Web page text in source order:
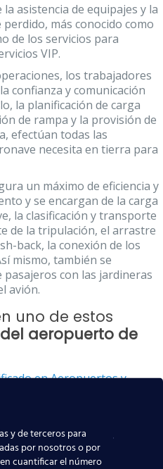
asistencia de equipajes y la
más conocido como
de los servicios para
VIP.
los trabajadores
confianza y comunicación
la planificación de carga
de rampa y la provisión de
efectúan todas las
necesita en tierra para
un máximo de eficiencia y
y se encargan de la carga
la clasificación y transporte
de la tripulación, el arrastre
back, la conexión de los
mismo, también se
con las jardineras
avión.
uno de estos
aeropuerto de
en Aeropuertos y
para que puedan
que habitualmente
y de terceros para
por nosotros o por
cuantificar el número